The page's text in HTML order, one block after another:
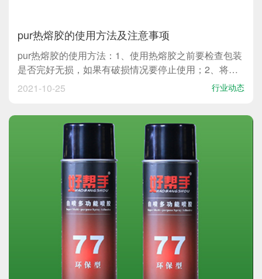
pur热熔胶的使用方法及注意事项
pur热熔胶的使用方法：1、使用热熔胶之前要检查包装
是否完好无损，如果有破损情况要停止使用；2、将热
熔胶在不去除铝箔的情况下进行预热，也可以将包装完
2021-10-25 行业动态